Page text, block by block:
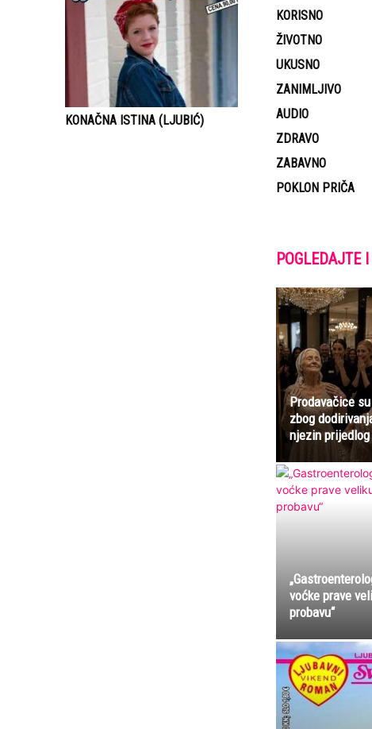
KONAČNA ISTINA (LJUBIĆ)
KORISNO
ŽIVOTNO
UKUSNO
ZANIMLJIVO
AUDIO
ZDRAVO
ZABAVNO
POKLON PRIČA
POGLEDAJTE
Prodavačice
zbog
njezin
voćke prave
probavu“